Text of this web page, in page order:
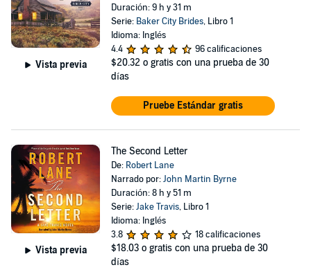
Vista previa
Duración: 9 h y 31 m
Serie: Baker City Brides, Libro 1
Idioma: Inglés
4.4
96 calificaciones
$20.32 o gratis con una prueba de 30
días
Pruebe Estándar gratis
Vista previa
The Second Letter
De: Robert Lane
Narrado por:John Martin Byrne
Duración: 8 h y 51 m
Serie:Jake Travis, Libro 1
Idioma: Inglés
3.8
18 calificaciones
$18.03 o gratis con una prueba de 30
días